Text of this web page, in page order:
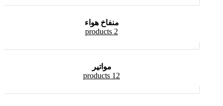
منفاخ هواء
2 products
مواتير
12 products